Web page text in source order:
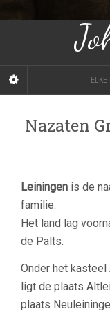
Nazaten
Leiningen is de
familie.
Het land lag
de Palts.
Onder het kasteel
ligt de plaats
plaats